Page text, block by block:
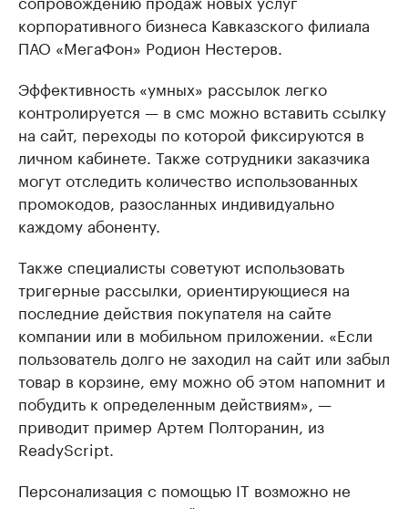
корпоративного бизнеса Кавказского филиала
ПАО «МегаФон» Родион Нестеров.
Эффективность «умных» рассылок легко
контролируется — в смс можно вставить ссылку
на сайт, переходы по которой фиксируются в
личном кабинете. Также сотрудники заказчика
могут отследить количество использованных
промокодов, разосланных индивидуально
каждому абоненту.
Также специалисты советуют использовать
тригерные рассылки, ориентирующиеся на
последние действия покупателя на сайте
компании или в мобильном приложении. «Если
пользователь долго не заходил на сайт или забыл
товар в корзине, ему можно об этом напомнит и
побудить к определенным действиям», —
приводит пример Артем Полторанин, из
ReadyScript.
Персонализация с помощью IT возможно не